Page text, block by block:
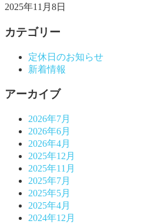
2025年11月8日
カテゴリー
定休日のお知らせ
新着情報
アーカイブ
2026年7月
2026年6月
2026年4月
2025年12月
2025年11月
2025年7月
2025年5月
2025年4月
2024年12月